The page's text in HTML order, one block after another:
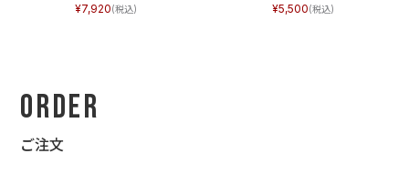
7,920
5,500
Order
ご注文